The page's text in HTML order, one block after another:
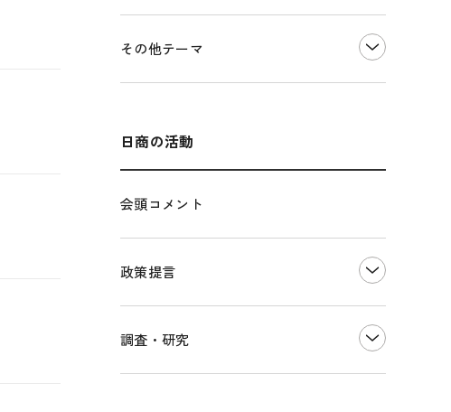
その他テーマ
多様な人材の活躍推進
各種制度・助成金
パートナーシップ構築宣言
海外展開イニシアティブ
輸出管理体制構築支援
日商の活動
会頭コメント
政策提言
調査・研究